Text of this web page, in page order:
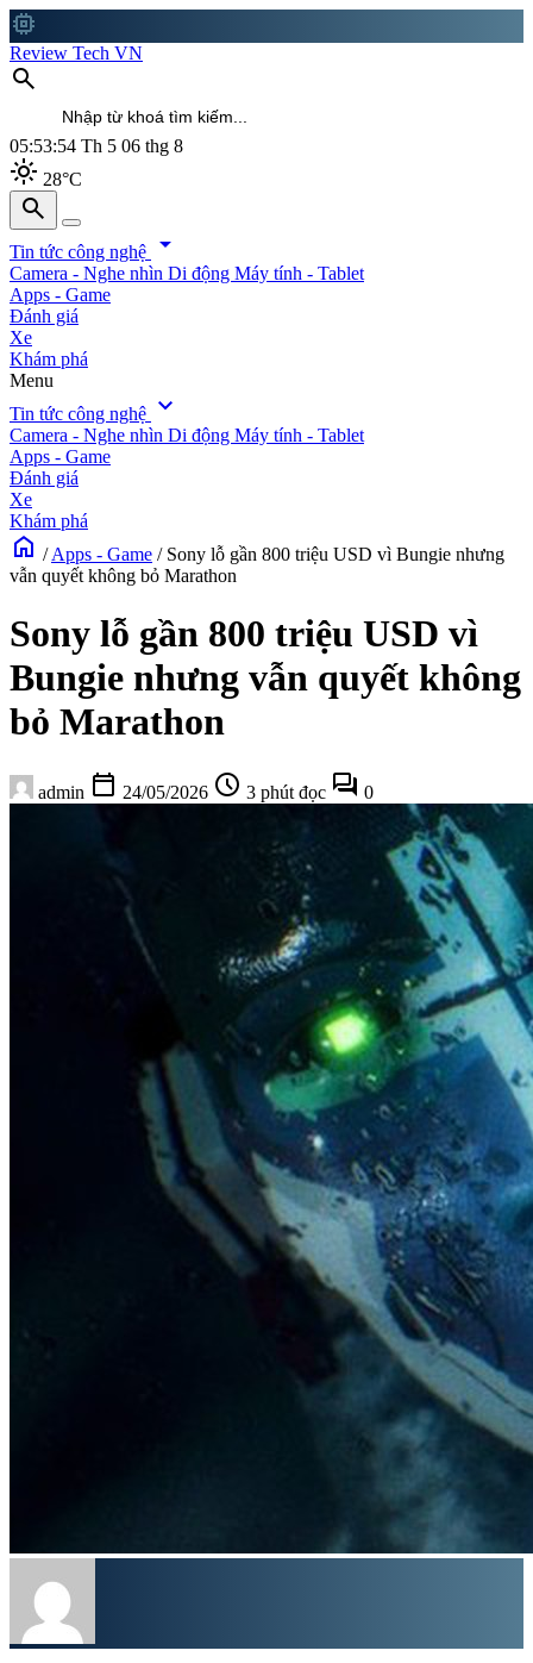
memory
Review Tech VN
search
05:53:56 Th 5 06 thg 8
light_mode 28°C
search
search
Tin tức công nghệ arrow_drop_down
Camera - Nghe nhìn Di động Máy tính - Tablet
Apps - Game
Đánh giá
Xe
Khám phá
Menu
Tin tức công nghệ expand_more
Camera - Nghe nhìn Di động Máy tính - Tablet
Apps - Game
Đánh giá
Xe
Khám phá
home / Apps - Game / Sony lỗ gần 800 triệu USD vì Bungie nhưng
vẫn quyết không bỏ Marathon
Sony lỗ gần 800 triệu USD vì
Bungie nhưng vẫn quyết không
bỏ Marathon
admin calendar_today 24/05/2026 schedule 3 phút đọc forum 0